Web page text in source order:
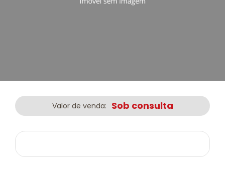
Valor de venda: Sob consulta